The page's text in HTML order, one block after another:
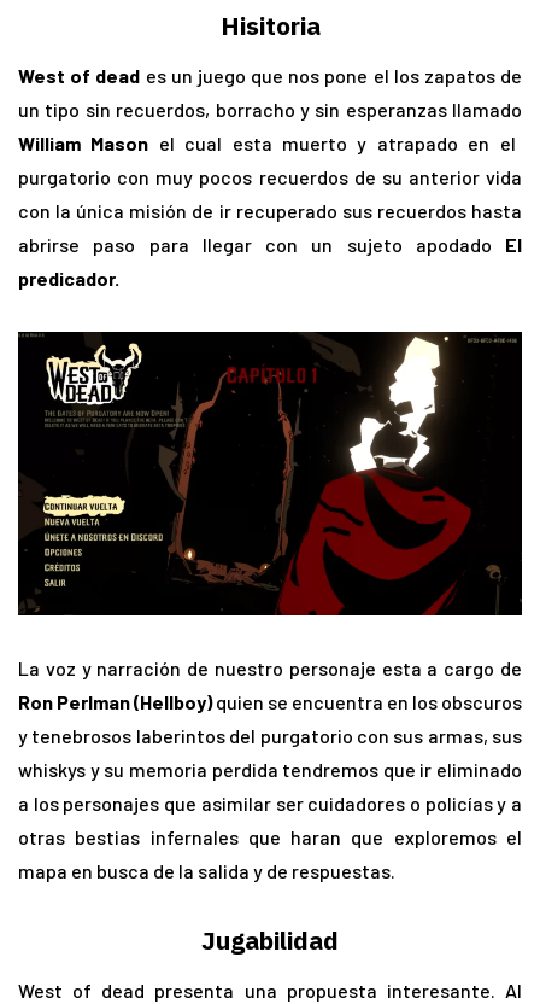
Hisitoria
West of dead es un juego que nos pone el los zapatos de
un tipo sin recuerdos, borracho y sin esperanzas llamado
William Mason el cual esta muerto y atrapado en el
purgatorio con muy pocos recuerdos de su anterior vida
con la única misión de ir recuperado sus recuerdos hasta
abrirse paso para llegar con un sujeto apodado El
predicador.
La voz y narración de nuestro personaje esta a cargo de
Ron Perlman (Hellboy)quien se encuentra en los obscuros
y tenebrosos laberintos del purgatorio con sus armas, sus
whiskys y su memoria perdida tendremos que ir eliminado
a los personajes que asimilar ser cuidadores o policías y a
otras bestias infernales que haran que exploremos el
mapa en busca de la salida y de respuestas.
Jugabilidad
West of dead presenta una propuesta interesante. Al